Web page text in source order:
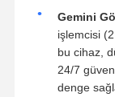
Gemini
işlemcisi
bu cihaz,
24/7
denge